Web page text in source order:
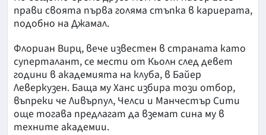
прави своята първа голяма стъпка в кариерата,
подобно на Джамал.
Флориан Вирц, вече известен в страната като
суперталант, се мести от Кьолн след девет
години в академията на клуба, в Байер
Леверкузен. Баща му Ханс избира този отбор,
въпреки че Ливърпул, Челси и Манчестър Сити
още тогава предлагат да вземат сина му в
техните академии.